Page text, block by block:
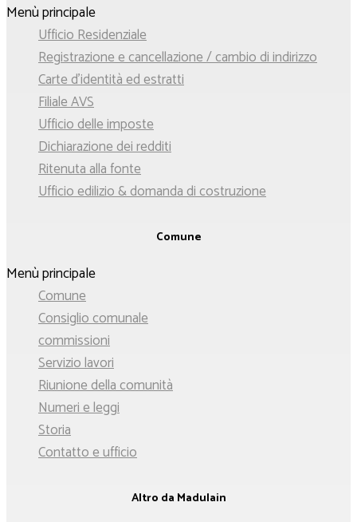
Menù principale
Ufficio Residenziale
Registrazione e cancellazione / cambio di indirizzo
Carte d'identità ed estratti
Filiale AVS
Ufficio delle imposte
Dichiarazione dei redditi
Ritenuta alla fonte
Ufficio edilizio & domanda di costruzione
Comune
Menù principale
Comune
Consiglio comunale
commissioni
Servizio lavori
Riunione della comunità
Numeri e leggi
Storia
Contatto e ufficio
Altro da Madulain